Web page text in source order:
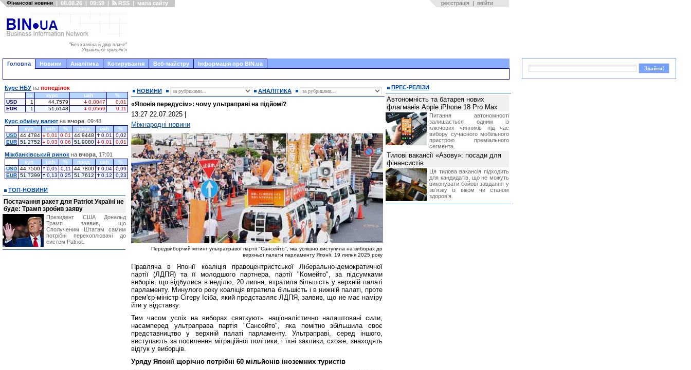
Фінансові новини | 08.08.26 | 09:59 | RSS | мапа сайту реєстрація | ввійти
"Без хазяїна й двір плаче"
Українське прислів'я
Головна Новини Аналітика Котирування Веб-майстру Інформація про BIN.ua
НОВИНИ АНАЛІТИКА
«Японія передусім»: чому ультраправі на підйомі?
13:27 22.07.2025
Міжнародні новини
Передвиборчий мітинг ультраправої партії "Сансейто", яка успішно виступила на виборах до
верхньої палати парламенту Японії, 19 липня 2025 року
Правляча в Японії коаліція правоцентристської Ліберально-демократичної
партії (ЛДПЯ) та її молодшого партнера, партії "Комейто", за підсумками
виборів, що відбулися в неділю, 20 липня, втратила більшість у верхній палаті
парламенту. Минулого року коаліція втратила більшість і в нижній палаті, проте
прем'єр-міністр Сігеру Ісіба, який представляє ЛДПЯ, заявив, що не має наміру
йти у відставку.
Тим часом успіх на виборах святкують націоналістично налаштовані сили,
насамперед ультраправа партія "Сансейто", яка помітно збільшила своє
представництво у верхній палаті парламенту. Ультраправі, серед іншого,
виступають за посилення міграційної політики, і їхні заклики, схоже, знаходять
відгук у виборців.
Уряду Японії щорічно потрібні 60 мільйонів іноземних туристів
Курс НБУ на понеділок
за курс uah
%
USD
1 44,7579 0,0047
0,01
EUR
1 51,6148 0,0569 0,11
Курс обміну валют на вчора , 09:48
куп. uah % прод. uah
%
USD 44,4784 0,01 0,01 44,9448 0,01
0,02
EUR 51,2752 0,03 0,06 51,9080 0,01 0,01
Міжбанківський ринок на вчора , 17:01
куп. uah % прод. uah
%
USD 44,7500 0,05 0,11 44,7800 0,04
0,09
EUR 51,7399 0,13 0,25 51,7612 0,12 0,23
ТОП-НОВИНИ
Постачання ракет для Patriot Україні не
буде: Трамп зробив заяву
Президент США Дональд
Трамп заявив, що
Сполученим Штатам самим
потрібні перехоплювачі до
систем Patriot.
ПРЕС-РЕЛІЗИ
Автономність та батарея нових
флагманів Apple iPhone 18 Pro Max
Питання автономності
залишається одним із
ключових чинників під час
вибору сучасного мобільного
пристрою преміального
сегмента.
Тилові вакансії «Азову»: посади для
фінансистів
Ця тилова вакансія підходить
для кандидатів, що не можуть
виконувати бойові завдання у
звʼязку із віком чи станом
здоровʼя.